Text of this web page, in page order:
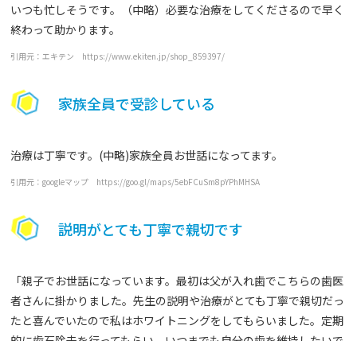
いつも忙しそうです。（中略）必要な治療をしてくださるので早く
終わって助かります。
引用元：エキテン https://www.ekiten.jp/shop_859397/
家族全員で受診している
治療は丁寧です。(中略)家族全員お世話になってます。
引用元：googleマップ https://goo.gl/maps/5ebFCuSm8pYPhMHSA
説明がとても丁寧で親切です
「親子でお世話になっています。最初は父が入れ歯でこちらの歯医
者さんに掛かりました。先生の説明や治療がとても丁寧で親切だっ
たと喜んでいたので私はホワイトニングをしてもらいました。定期